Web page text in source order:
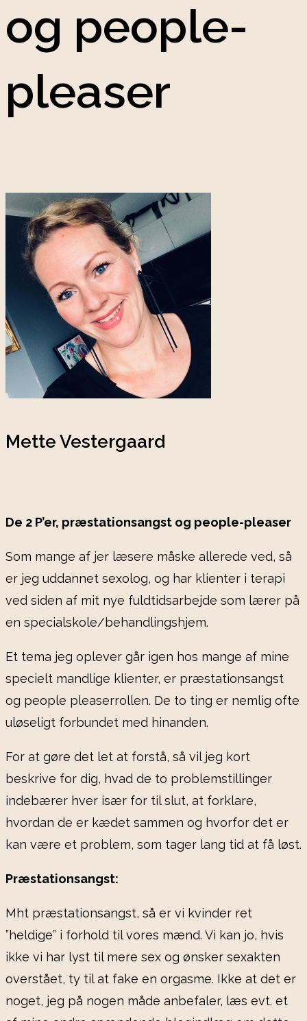
og people-
pleaser
Mette Vestergaard
De 2 P’er, præstationsangst og people-pleaser
Som mange af jer læsere måske allerede ved, så
er jeg uddannet sexolog, og har klienter i terapi
ved siden af mit nye fuldtidsarbejde som lærer på
en specialskole/behandlingshjem.
Et tema jeg oplever går igen hos mange af mine
specielt mandlige klienter, er præstationsangst
og people pleaserrollen. De to ting er nemlig ofte
uløseligt forbundet med hinanden.
For at gøre det let at forstå, så vil jeg kort
beskrive for dig, hvad de to problemstillinger
indebærer hver især for til slut, at forklare,
hvordan de er kædet sammen og hvorfor det er
kan være et problem, som tager lang tid at få løst.
Præstationsangst:
Mht præstationsangst, så er vi kvinder ret
”heldige” i forhold til vores mænd. Vi kan jo, hvis
ikke vi har lyst til mere sex og ønsker sexakten
overstået, ty til at fake en orgasme. Ikke at det er
noget, jeg på nogen måde anbefaler, læs evt. et